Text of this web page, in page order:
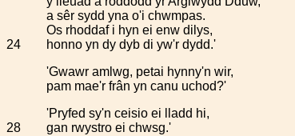
a sêr sydd yna o'i chwmpas.
Os rhoddaf i hyn ei enw dilys,
24
honno yn dy dyb di yw'r dydd.'
'Gwawr amlwg, petai hynny'n wir,
pam mae'r frân yn canu uchod?'
'Pryfed sy'n ceisio ei lladd hi,
28
gan rwystro ei chwsg.'